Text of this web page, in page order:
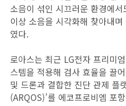
소음이 섞인 시끄러운 환경에
이상 소음을 시각화해 찾아내
였다.
로아스는 최근 LG전자 프리미
스템을 적용해 검사 효율을 끌
및 드론과 결합한 진단 관제 플
(ARQOS)’를 에코프로비엠 포